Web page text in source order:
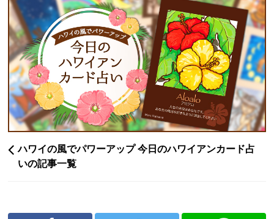
ハワイの風でパワーアップ 今日のハワイアンカード占
いの記事一覧